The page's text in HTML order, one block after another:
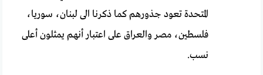
المتحدة تعود جذورهم كما ذكرنا الى لبنان، سوريا،
فلسطين، مصر والعراق على اعتبار أنهم يمثلون أعلى
نسب.